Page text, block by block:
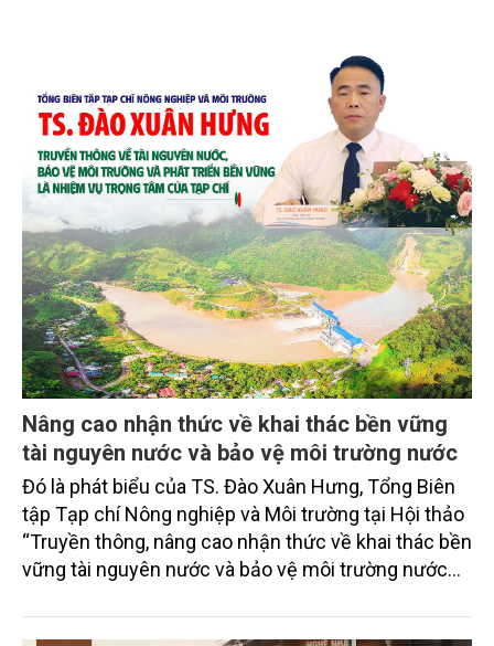
Nâng cao nhận thức về khai thác bền vững
tài nguyên nước và bảo vệ môi trường nước
Đó là phát biểu của TS. Đào Xuân Hưng, Tổng Biên
tập Tạp chí Nông nghiệp và Môi trường tại Hội thảo
“Truyền thông, nâng cao nhận thức về khai thác bền
vững tài nguyên nước và bảo vệ môi trường nước
trường phối hợp với Sở Nông nghiệp và Môi trường